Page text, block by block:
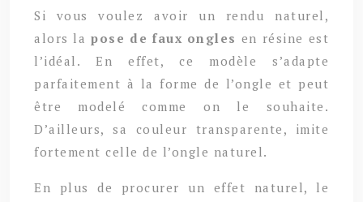
Si vous voulez avoir un rendu naturel,
alors lapose de faux ongles en résine est
l’idéal. En effet, ce modèle s’adapte
parfaitement à la forme de l’ongle et peut
être modelé comme on le souhaite.
D’ailleurs, sa couleur transparente, imite
fortement celle de l’ongle naturel.
En plus de procurer un effet naturel, le